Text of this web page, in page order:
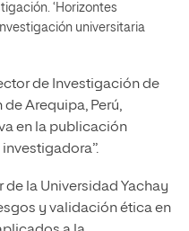
‘Horizontes
universitaria
de Investigación de
de Arequipa, Perú,
en la publicación
de la Universidad Yachay
y validación ética en